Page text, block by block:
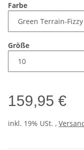
Farbe
Größe
159,95 €
inkl. 19% USt. ,